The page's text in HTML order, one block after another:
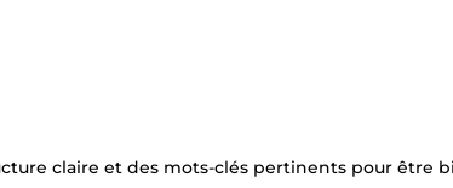
claire et des mots-clés pertinents pour être